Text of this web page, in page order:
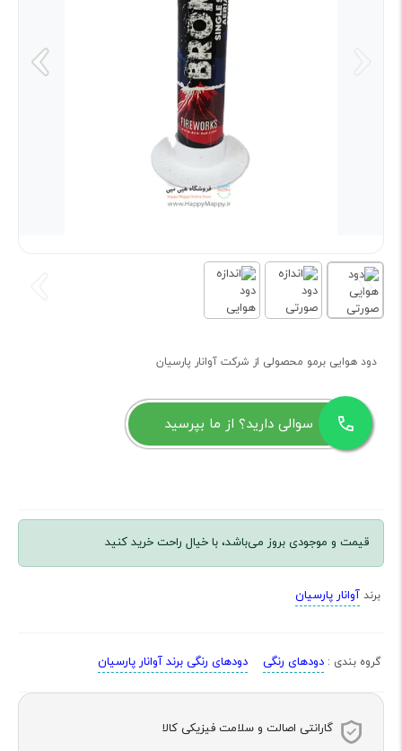
دود هوایی برمو محصولی از شرکت آوانار پارسیان
سوالی دارید؟ از ما بپرسید
قیمت و موجودی بروز می‌باشد، با خیال راحت خرید کنید
برند آوانار پارسیان
گروه بندی : دودهای رنگی دودهای رنگی برند آوانار پارسیان
گارانتی اصالت و سلامت فیزیکی کالا